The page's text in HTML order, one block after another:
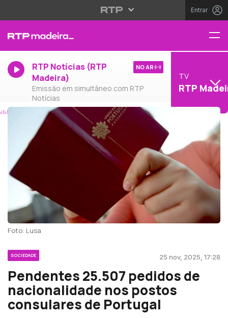
Entrar
RTP Notícias (RTP
Madeira)
Emissão em simultâneo com RTP
Notícias
NO AR
TV
RTP
Foto: Lusa
SOCIEDADE 25 nov, 2025, 17:28
Pendentes 25.507 pedidos de
nacionalidade nos postos
consulares de Portugal